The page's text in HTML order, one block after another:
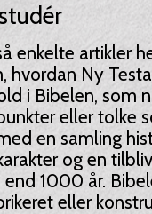
enkelte artikler
hvordan Ny
i Bibelen, som
eller tolke
en samling
og en
end 1000 år.
eller